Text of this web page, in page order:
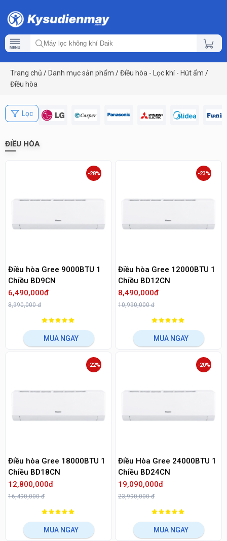
Trang chủ / Danh mục sản phẩm /Điều hòa - Lọc khí - Hút ẩm /
Điều hòa
Lọc
ĐIỀU HÒA
Điều hòa Gree 9000BTU 1
Chiều BD9CN
6,490,000đ
8,990,000 đ
-28%
MUA NGAY
Điều hòa Gree 12000BTU 1
Chiều BD12CN
8,490,000đ
10,990,000 đ
-23%
MUA NGAY
Điều hòa Gree 18000BTU 1
Chiều BD18CN
12,800,000đ
16,490,000 đ
-22%
MUA NGAY
Điều Hòa Gree 24000BTU 1
Chiều BD24CN
19,090,000đ
23,990,000 đ
-20%
MUA NGAY